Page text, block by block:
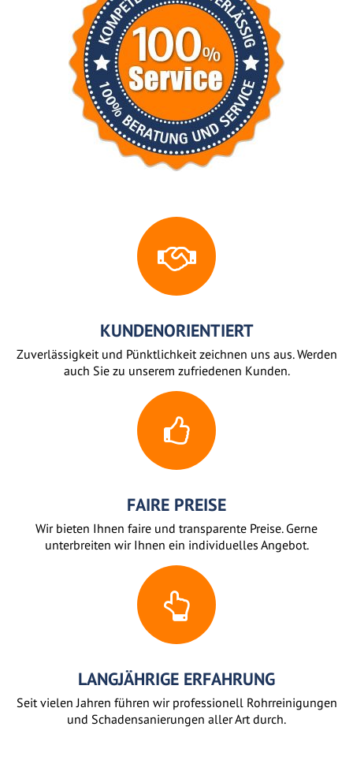
KUNDENORIENTIERT
Zuverlässigkeit und Pünktlichkeit zeichnen uns aus. Werden
auch Sie zu unserem zufriedenen Kunden.
FAIRE PREISE
Wir bieten Ihnen faire und transparente Preise. Gerne
unterbreiten wir Ihnen ein individuelles Angebot.
LANGJÄHRIGE ERFAHRUNG
Seit vielen Jahren führen wir professionell Rohrreinigungen
und Schadensanierungen aller Art durch.